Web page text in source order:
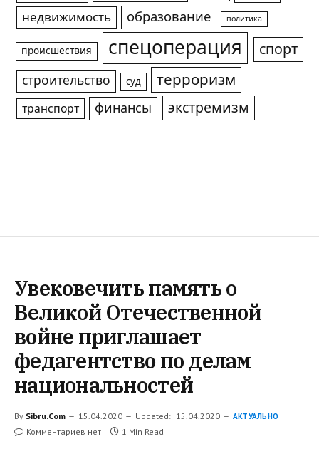
недвижимость
образование политика
происшествия спецоперация спорт
строительство суд терроризм
транспорт финансы экстремизм
Увековечить память о
Великой Отечественной
войне приглашает
федагентство по делам
национальностей
By Sibru.Com 15.04.2020 Updated: 15.04.2020 АКТУАЛЬНО
Комментариев нет 1 Min Read